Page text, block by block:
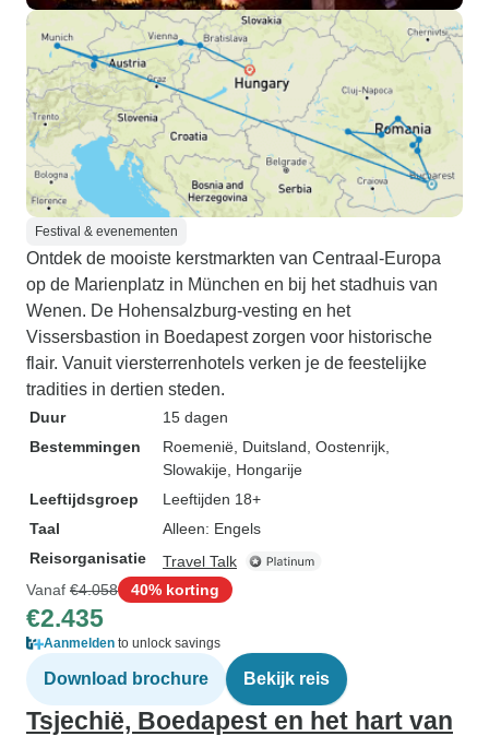
Festival & evenementen
Ontdek de mooiste kerstmarkten van Centraal-Europa
op de Marienplatz in München en bij het stadhuis van
Wenen. De Hohensalzburg-vesting en het
Vissersbastion in Boedapest zorgen voor historische
flair. Vanuit viersterrenhotels verken je de feestelijke
tradities in dertien steden.
Duur
15 dagen
Bestemmingen
Roemenië , Duitsland , Oostenrijk
Slowakije , Hongarije
Leeftijdsgroep
Leeftijden 18+
Taal
Alleen: Engels
Reisorganisatie
Travel Talk
Vanaf €4.058 40% korting
€2.435
Aanmelden to unlock savings
Download brochure Bekijk reis
Tsjechië, Boedapest en het hart van